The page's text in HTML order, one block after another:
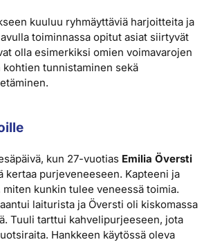
kuuluu ryhmäyttäviä harjoitteita ja
toiminnassa opitut asiat siirtyvät
olla esimerkiksi omien voimavarojen
tunnistaminen sekä
kun 27-vuotias Emilia Översti
kertaa purjeveneeseen. Kapteeni ja
kunkin tulee veneessä toimia.
laiturista ja Översti oli kiskomassa
Tuuli tarttui kahvelipurjeeseen, jota
Hankkeen käytössä oleva